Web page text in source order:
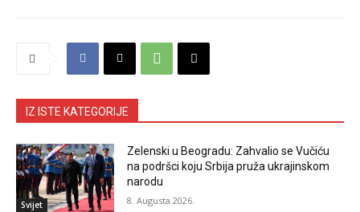
IZ ISTE KATEGORIJE
Svijet
Zelenski u Beogradu: Zahvalio se Vučiću
na podršci koju Srbija pruža ukrajinskom
narodu
8. Augusta 2026.